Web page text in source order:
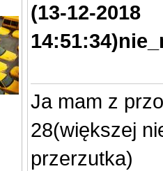
(13-12-2018
14:51:34)
Ja mam z
28(większej
przerzutka)